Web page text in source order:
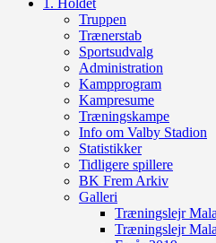
Truppen
Trænerstab
Sportsudvalg
Administration
Kampprogram
Kampresume
Træningskampe
Info om Valby Stadion
Statistikker
Tidligere spillere
BK Frem Arkiv
Galleri
Træningslejr
Træningslejr